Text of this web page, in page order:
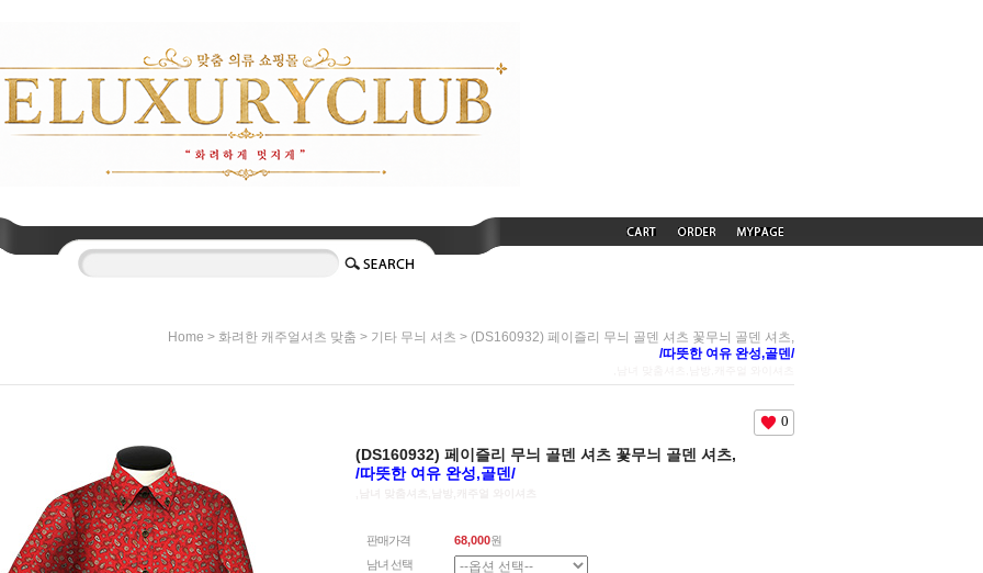
Home > 화려한 캐주얼셔츠 맞춤 > 기타 무늬 셔츠 > (DS160932) 페이즐리 무늬 골덴 셔츠 꽃무늬 골덴 셔츠,
/따뜻한 여유 완성,골덴/
0
(DS160932) 페이즐리 무늬 골덴 셔츠 꽃무늬 골덴 셔츠,
/따뜻한 여유 완성,골덴/
판매가격 68,000원
남녀 선택